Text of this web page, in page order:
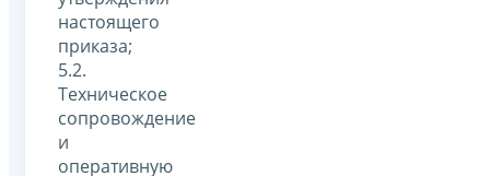
настоящего
приказа;
5.2.
Техническое
сопровождение
и
оперативную